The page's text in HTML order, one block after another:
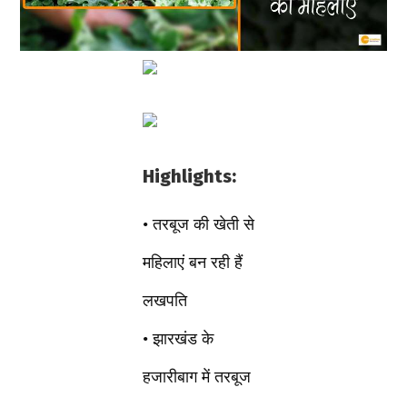
Highlights:
• तरबूज की खेती से
महिलाएं बन रही हैं
लखपति
• झारखंड के
हजारीबाग में तरबूज